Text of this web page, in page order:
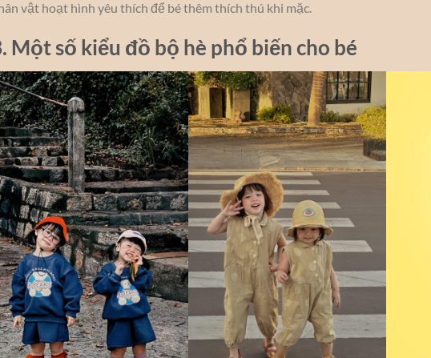
vật hoạt hình yêu thích để bé thêm thích thú khi mặc.
Một số kiểu đồ bộ hè phổ biến cho bé